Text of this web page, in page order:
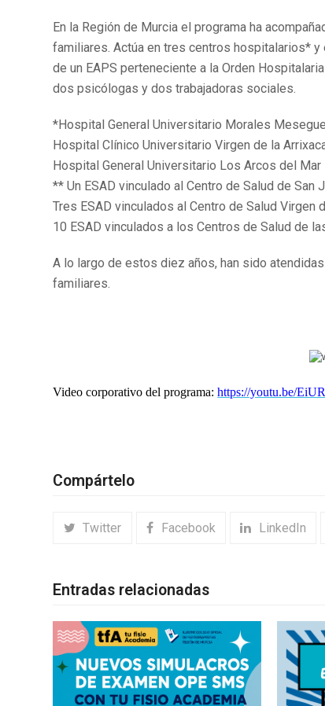
En la Región de Murcia el programa ha
familiares. Actúa en tres centros hospitalarios*
de un EAPS perteneciente a la Orden
dos psicólogas y dos trabajadoras sociales.
*Hospital General Universitario Morales
Hospital Clínico Universitario Virgen de la
Hospital General Universitario Los Arcos del Mar
** Un ESAD vinculado al Centro de Salud de San
Tres ESAD vinculados al Centro de Salud Virgen
10 ESAD vinculados a los Centros de Salud de
A lo largo de estos diez años, han sido
familiares.
Video corporativo del programa:https://youtu.be/
Compártelo
Twitter Facebook LinkedIn
Entradas relacionadas